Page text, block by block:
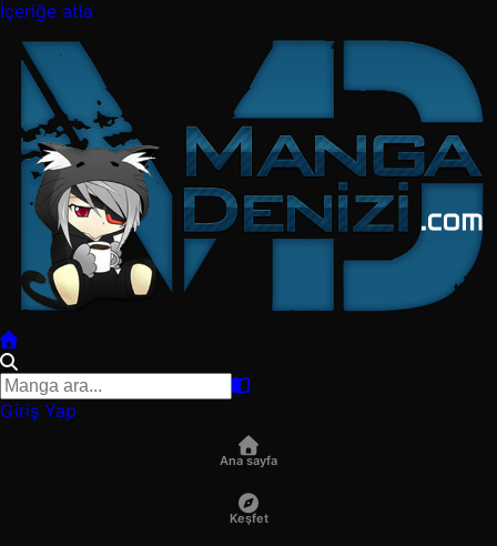
İçeriğe atla
Giriş Yap
Ana sayfa
Keşfet